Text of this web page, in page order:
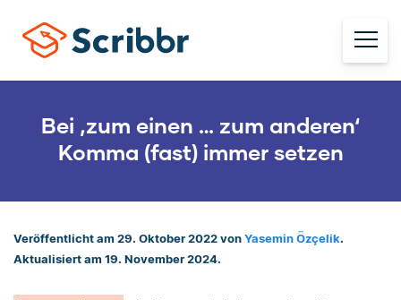
Bei ‚zum einen … zum anderen‘
Komma (fast) immer setzen
Veröffentlicht am 29. Oktober 2022 von Yasemin Özçelik.
Aktualisiert am 19. November 2024.